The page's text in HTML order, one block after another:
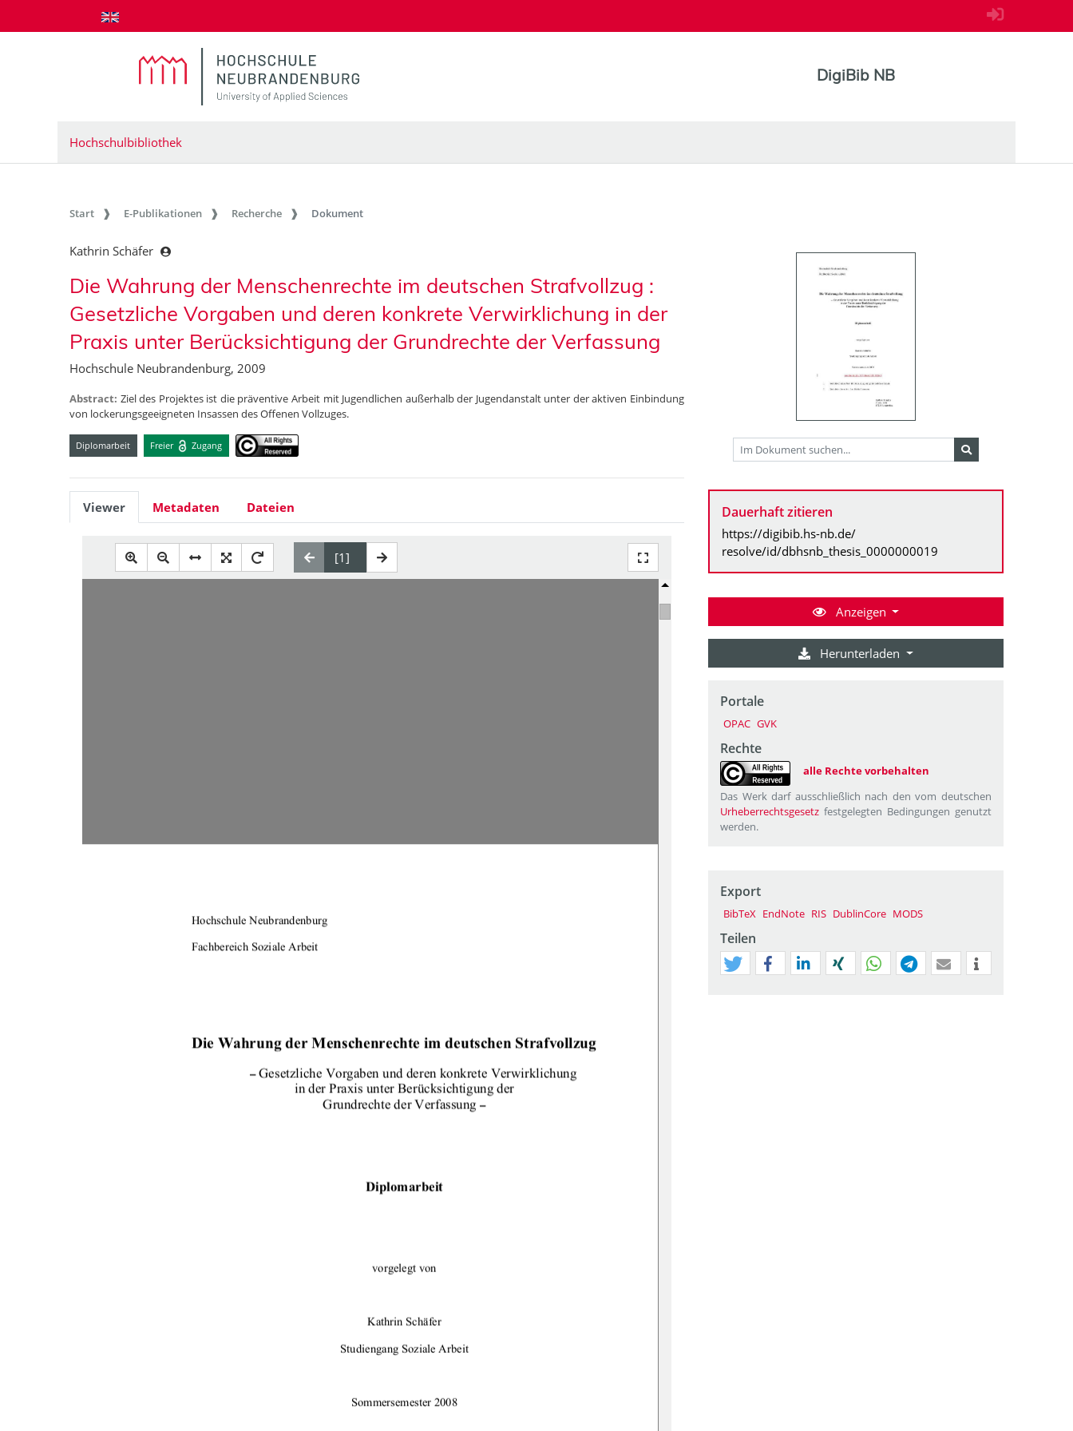
zum Inhalt springen
DigiBib NB
Hochschulbibliothek
Start E-Publikationen Recherche Dokument
Kathrin Schäfer
Die Wahrung der Menschenrechte im deutschen Strafvollzug :
Gesetzliche Vorgaben und deren konkrete Verwirklichung in der
Praxis unter Berücksichtigung der Grundrechte der Verfassung
Hochschule Neubrandenburg, 2009
Abstract: Ziel des Projektes ist die präventive Arbeit mit Jugendlichen außerhalb der Jugendanstalt unter der aktiven Einbindung
von lockerungsgeeigneten Insassen des Offenen Vollzuges.
Diplomarbeit Freier Zugang
Viewer Metadaten Dateien
Hochschule Neubrandenburg
Fachbereich Soziale Arbeit
Die Wahrung der Menschenrechte im deutschen Strafvollzug
– Gesetzliche Vorgaben und deren konkrete Verwirklichung
in der Praxis unter Berücksichtigung der
Grundrechte der Verfassung –
Diplomarbeit
vorgelegt von
Kathrin Schäfer
Studiengang Soziale Arbeit
Sommersemester 2008
Dauerhaft zitieren
https://digibib.hs-nb.de/
resolve/id/dbhsnb_thesis_0000000019
Anzeigen
Herunterladen
Portale
OPAC GVK
Rechte
alle Rechte vorbehalten
Das Werk darf ausschließlich nach den vom deutschen
Urheberrechtsgesetz festgelegten Bedingungen genutzt
werden.
Export
BibTeX EndNote RIS DublinCore MODS
Teilen